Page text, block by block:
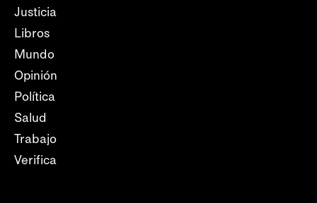
Justicia
Libros
Mundo
Opinión
Política
Salud
Trabajo
Verifica